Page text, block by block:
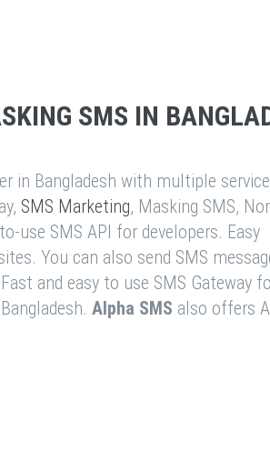
SMS IN
in Bangladesh with multiple
SMS Marketing, Masking SMS,
use SMS API for developers. Easy
You can also send SMS
and easy to use SMS Gateway
Alpha SMS also offers